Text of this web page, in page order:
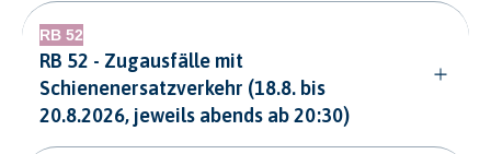
RB 52 - Zugausfälle mit
Schienenersatzverkehr (18.8. bis
20.8.2026, jeweils abends ab 20:30)